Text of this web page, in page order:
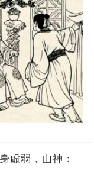
虛弱，山神：